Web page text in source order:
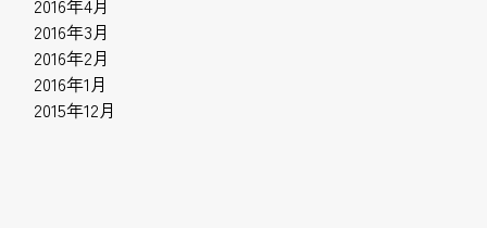
2016年3月
2016年2月
2016年1月
2015年12月